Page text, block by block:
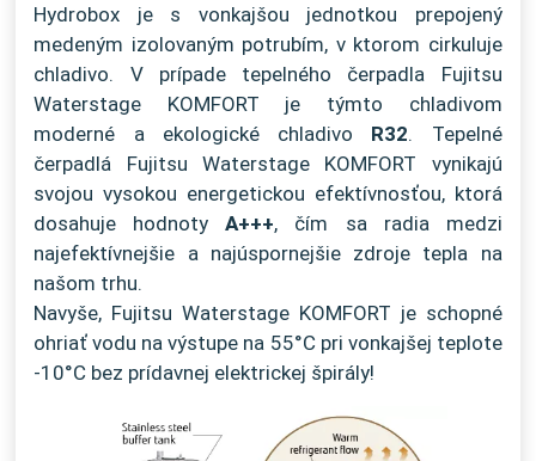
Hydrobox je s vonkajšou jednotkou prepojený
medeným izolovaným potrubím, v ktorom cirkuluje
chladivo. V prípade tepelného čerpadla Fujitsu
Waterstage KOMFORT je týmto chladivom
moderné a ekologické chladivo R32. Tepelné
čerpadlá Fujitsu Waterstage KOMFORT vynikajú
svojou vysokou energetickou efektívnosťou, ktorá
dosahuje hodnotyA+++, čím sa radia medzi
najefektívnejšie a najúspornejšie zdroje tepla na
našom trhu.
Navyše, Fujitsu Waterstage KOMFORT je schopné
ohriať vodu na výstupe na 55°C pri vonkajšej teplote
-10°C bez prídavnej elektrickej špirály!